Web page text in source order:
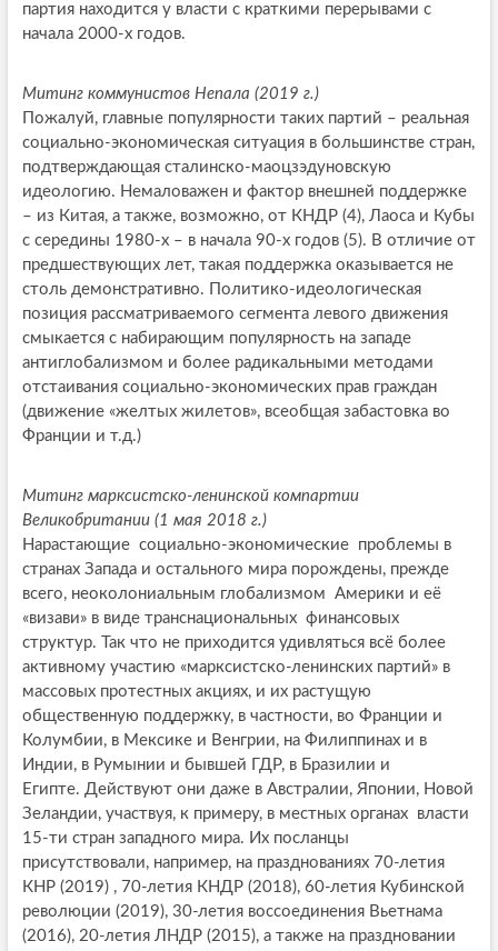
партия находится у власти с краткими перерывами с
начала 2000-х годов.
Митинг коммунистов Непала (2019 г.)
Пожалуй, главные популярности таких партий – реальная
социально-экономическая ситуация в большинстве стран,
подтверждающая сталинско-маоцзэдуновскую
идеологию. Немаловажен и фактор внешней поддержке
– из Китая, а также, возможно, от КНДР (4), Лаоса и Кубы
с середины 1980-х – в начала 90-х годов (5). В отличие от
предшествующих лет, такая поддержка оказывается не
столь демонстративно. Политико-идеологическая
позиция рассматриваемого сегмента левого движения
смыкается с набирающим популярность на западе
антиглобализмом и более радикальными методами
отстаивания социально-экономических прав граждан
(движение «желтых жилетов», всеобщая забастовка во
Франции и т.д.)
Митинг марксистско-ленинской компартии
Великобритании (1 мая 2018 г.)
Нарастающие социально-экономические проблемы в
странах Запада и остального мира порождены, прежде
всего, неоколониальным глобализмом Америки и её
«визави» в виде транснациональных финансовых
структур. Так что не приходится удивляться всё более
активному участию «марксистско-ленинских партий» в
массовых протестных акциях, и их растущую
общественную поддержку, в частности, во Франции и
Колумбии, в Мексике и Венгрии, на Филиппинах и в
Индии, в Румынии и бывшей ГДР, в Бразилии и
Египте. Действуют они даже в Австралии, Японии, Новой
Зеландии, участвуя, к примеру, в местных органах власти
15-ти стран западного мира. Их посланцы
присутствовали, например, на празднованиях 70-летия
КНР (2019) , 70-летия КНДР (2018), 60-летия Кубинской
революции (2019), 30-летия воссоединения Вьетнама
(2016), 20-летия ЛНДР (2015), а также на праздновании